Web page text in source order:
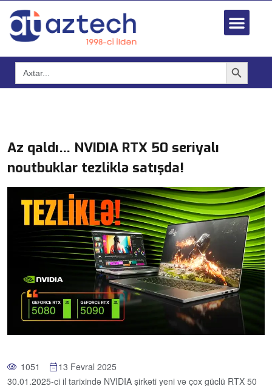
Search
for:
Search Button
Az qaldı… NVIDIA RTX 50 seriyalı
noutbuklar tezliklə satışda!
1051
13 Fevral 2025
30.01.2025-ci il tarixində NVIDIA şirkəti yeni və çox güclü RTX 50